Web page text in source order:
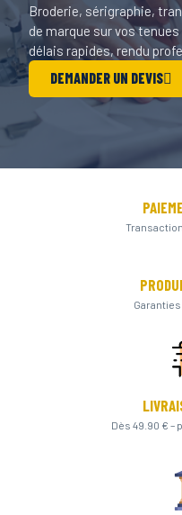
Broderie, sérigraphie,
de marque sur vos
délais rapides, rendu
DEMANDER UN DEVIS
Dès 49.90 € –